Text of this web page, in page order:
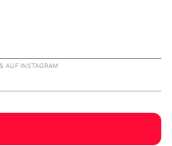
AUF INSTAGRAM